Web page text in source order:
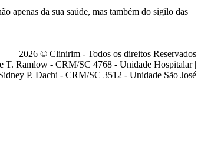
apenas da sua saúde, mas também do sigilo das
2026 © Clinirim - Todos os direitos Reservados
T. Ramlow - CRM/SC 4768 - Unidade Hospitalar |
P. Dachi - CRM/SC 3512 - Unidade São José